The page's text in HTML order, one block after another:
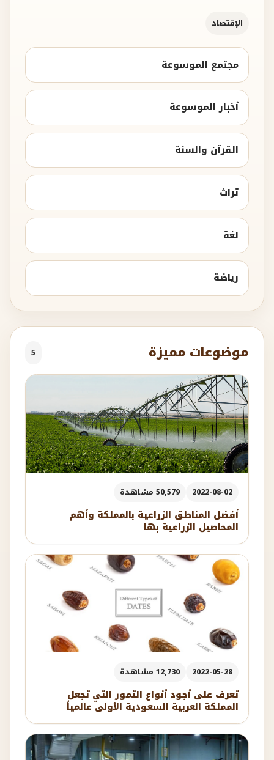
الإقتصاد
مجتمع الموسوعة
أخبار الموسوعة
القرآن والسنة
تراث
لغة
رياضة
موضوعات مميزة 5
2022-08-02 50,579 مشاهدة
أفضل المناطق الزراعية بالمملكة وأهم
المحاصيل الزراعية بها
2022-05-28 12,730 مشاهدة
تعرف على أجود أنواع التمور التي تجعل
المملكة العربية السعودية الأولى عالمياً